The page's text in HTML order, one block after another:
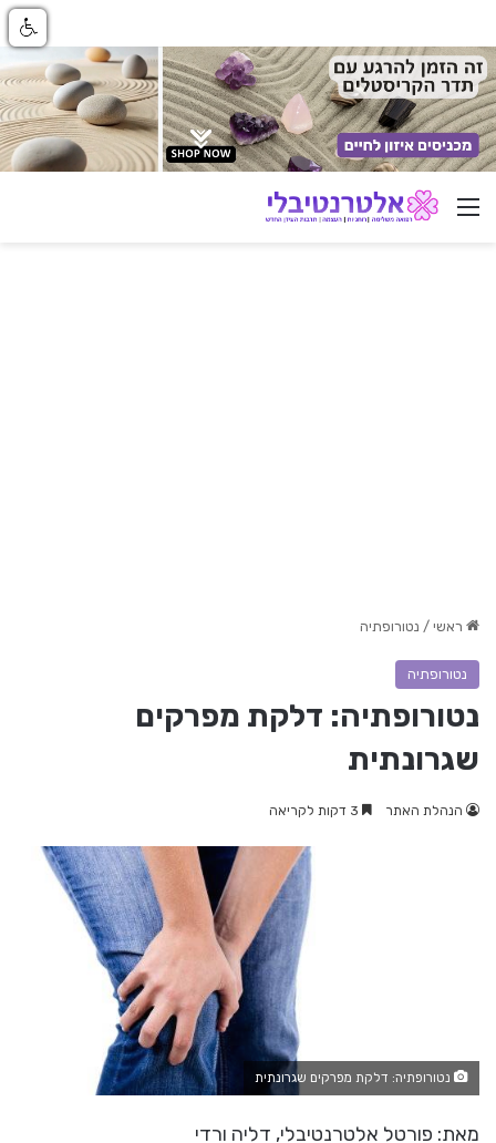
ניווט באתר
ראשי / נטורופתיה
נטורופתיה
נטורופתיה: דלקת מפרקים
שגרונתית
הנהלת האתר
נטורופתיה: דלקת מפרקים שגרונתית
מאת: פורטל אלטרנטיבלי, דליה ורדי